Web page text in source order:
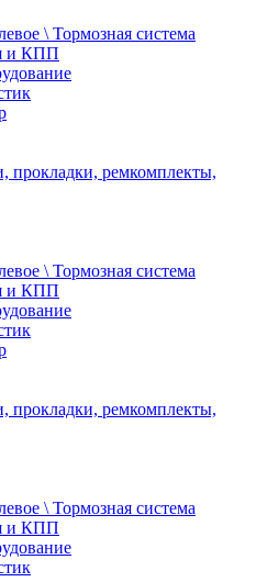
\ Тормозная система
и КПП
прокладки, ремкомплекты,
\ Тормозная система
и КПП
прокладки, ремкомплекты,
\ Тормозная система
и КПП